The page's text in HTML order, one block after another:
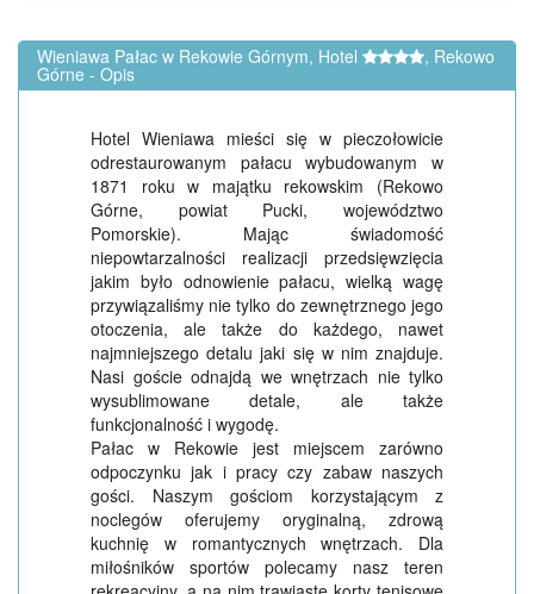
Wieniawa Pałac w Rekowie Górnym, Hotel , Rekowo
Górne - Opis
Hotel Wieniawa mieści się w pieczołowicie
odrestaurowanym pałacu wybudowanym w
1871 roku w majątku rekowskim (Rekowo
Górne, powiat Pucki, województwo
Pomorskie). Mając świadomość
niepowtarzalności realizacji przedsięwzięcia
jakim było odnowienie pałacu, wielką wagę
przywiązaliśmy nie tylko do zewnętrznego jego
otoczenia, ale także do każdego, nawet
najmniejszego detalu jaki się w nim znajduje.
Nasi goście odnajdą we wnętrzach nie tylko
wysublimowane detale, ale także
funkcjonalność i wygodę.
Pałac w Rekowie jest miejscem zarówno
odpoczynku jak i pracy czy zabaw naszych
gości. Naszym gościom korzystającym z
noclegów oferujemy oryginalną, zdrową
kuchnię w romantycznych wnętrzach. Dla
miłośników sportów polecamy nasz teren